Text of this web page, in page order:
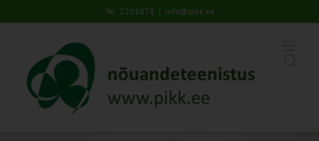
to
Tel: 5201078 | info@pikk.ee